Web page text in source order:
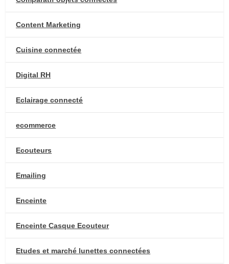
Content Marketing
Cuisine connectée
Digital RH
Eclairage connecté
ecommerce
Ecouteurs
Emailing
Enceinte
Enceinte Casque Ecouteur
Etudes et marché lunettes connectées